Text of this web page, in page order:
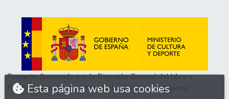
Proyecto financiado por la Dirección General del Libro y
Fomento de la Lectura, Ministerio de Cultura y Deporte
Esta página web usa cookies